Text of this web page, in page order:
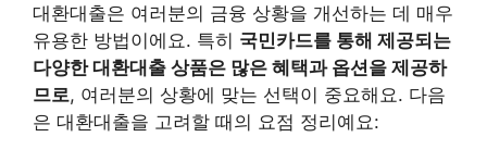
대환대출은 여러분의 금융 상황을 개선하는 데 매우
유용한 방법이에요. 특히 국민카드를 통해 제공되는
다양한 대환대출 상품은 많은 혜택과 옵션을 제공하
므로, 여러분의 상황에 맞는 선택이 중요해요. 다음
은 대환대출을 고려할 때의 요점 정리예요: